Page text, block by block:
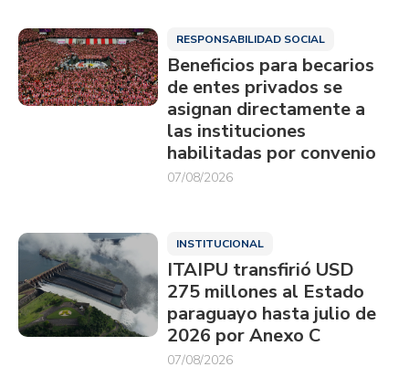
RESPONSABILIDAD SOCIAL
Beneficios para becarios
de entes privados se
asignan directamente a
las instituciones
habilitadas por convenio
07/08/2026
INSTITUCIONAL
ITAIPU transfirió USD
275 millones al Estado
paraguayo hasta julio de
2026 por Anexo C
07/08/2026